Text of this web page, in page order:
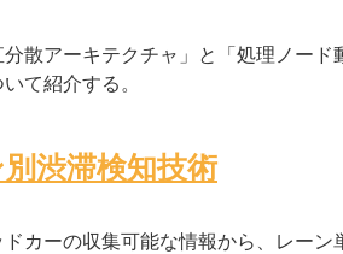
分散アーキテクチャ」と「処理ノー
て紹介する。
渋滞検知技術
カーの収集可能な情報から、レー